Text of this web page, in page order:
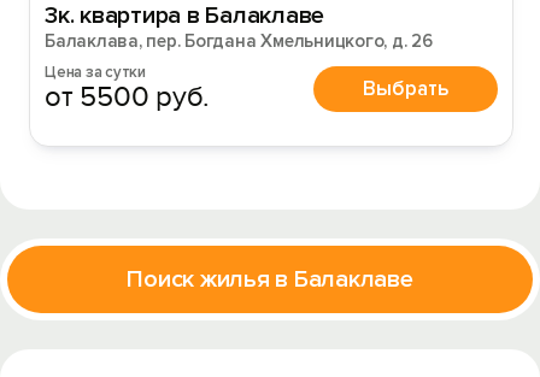
3к. квартира в Балаклаве
Балаклава, пер. Богдана Хмельницкого, д. 26
Цена за сутки
от 5500 руб. Выбрать
Поиск жилья в Балаклаве